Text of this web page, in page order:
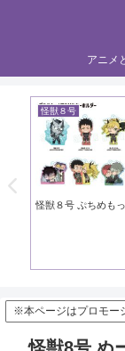
アニメ
怪獣８号
怪獣８号 ぷちめもっ
※本ページはプロモー